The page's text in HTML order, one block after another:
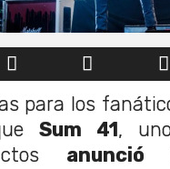
para los
Sum 41,
anunció